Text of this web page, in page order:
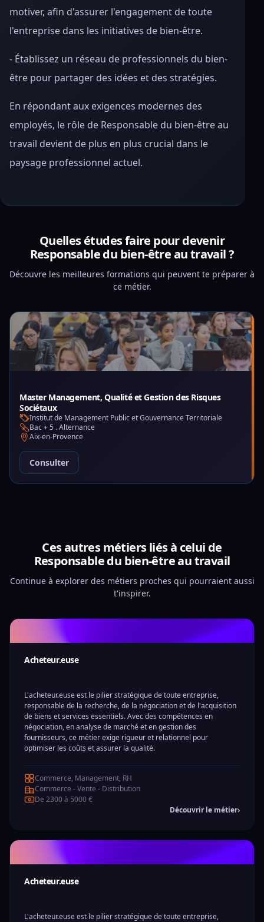
motiver, afin d'assurer l'engagement de toute
l'entreprise dans les initiatives de bien-être.
- Établissez un réseau de professionnels du bien-
être pour partager des idées et des stratégies.
En répondant aux exigences modernes des
employés, le rôle de Responsable du bien-être au
travail devient de plus en plus crucial dans le
paysage professionnel actuel.
Quelles études faire pour devenir
Responsable du bien-être au travail ?
Découvre les meilleures formations qui peuvent te préparer à
ce métier.
Master Management, Qualité et Gestion des Risques
Sociétaux
Institut de Management Public et Gouvernance Territoriale
Bac + 5 . Alternance
Aix-en-Provence
Consulter
Ces autres métiers liés à celui de
Responsable du bien-être au travail
Continue à explorer des métiers proches qui pourraient aussi
t'inspirer.
Acheteur.euse
L'acheteur.euse est le pilier stratégique de toute entreprise,
responsable de la recherche, de la négociation et de l'acquisition
de biens et services essentiels. Avec des compétences en
négociation, en analyse de marché et en gestion des
fournisseurs, ce métier exige rigueur et relationnel pour
optimiser les coûts et assurer la qualité.
Commerce, Management, RH
Commerce - Vente - Distribution
De 2300 à 5000 €
Découvrir le métier›
Acheteur.euse
L'acheteur.euse est le pilier stratégique de toute entreprise,